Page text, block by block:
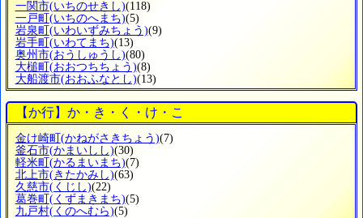
一関市(いちのせきし)(118)
一戸町 (いちのへまち)(5)
岩泉町 (いわいずみちょう)(9)
岩手町 (いわてまち)(13)
奥州市(おうしゅうし)(80)
大槌町 (おおつちちょう)(8)
大船渡市(おおふなとし)(13)
【か行】か・き・く・け・こ
金け崎町(かねがさきちょう)(7)
釜石市(かまいしし)(30)
軽米町(かるまいまち)(7)
北上市(きたかみし)(63)
久慈市(くじし)(22)
葛巻町(くずまきまち)(5)
九戸村(くのへむら)(5)